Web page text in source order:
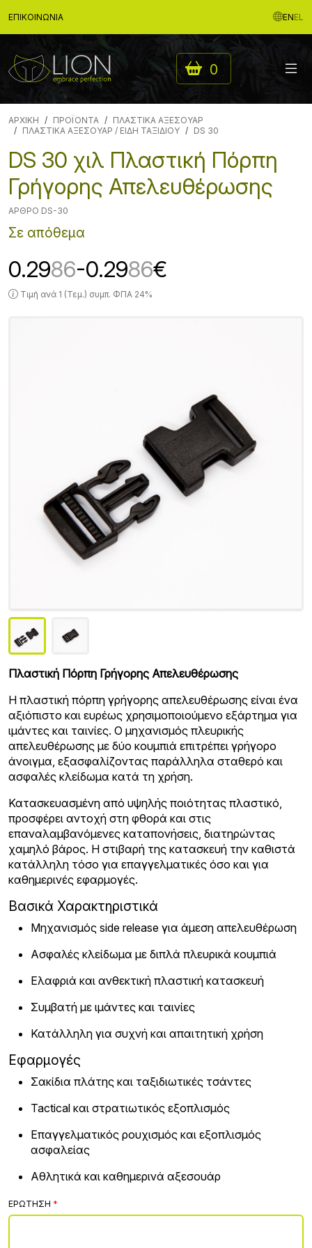
ΕΠΙΚΟΙΝΩΝΊΑ ENEL
0
ΑΡΧΙΚΉ ΠΡΟΪΟΝΤΑ
ΠΛΑΣΤΙΚΑ ΑΞΕΣΟΥΑΡ
ΠΛΑΣΤΙΚΑ ΑΞΕΣΟΥΑΡ / ΕΙΔΗ ΤΑΞΙΔΙΟΥ
DS 30
DS 30 χιλ Πλαστική Πόρπη
Γρήγορης Απελευθέρωσης
ΆΡΘΡΟ DS-30
Σε απόθεμα
0.2986-0.2986€
Τιμή ανά 1 (Τεμ.) συμπ. ΦΠΑ 24%
Πλαστική Πόρπη Γρήγορης Απελευθέρωσης
Η πλαστική πόρπη γρήγορης απελευθέρωσης είναι ένα
αξιόπιστο και ευρέως χρησιμοποιούμενο εξάρτημα για
ιμάντες και ταινίες. Ο μηχανισμός πλευρικής
απελευθέρωσης με δύο κουμπιά επιτρέπει γρήγορο
άνοιγμα, εξασφαλίζοντας παράλληλα σταθερό και
ασφαλές κλείδωμα κατά τη χρήση.
Κατασκευασμένη από υψηλής ποιότητας πλαστικό,
προσφέρει αντοχή στη φθορά και στις
επαναλαμβανόμενες καταπονήσεις, διατηρώντας
χαμηλό βάρος. Η στιβαρή της κατασκευή την καθιστά
κατάλληλη τόσο για επαγγελματικές όσο και για
καθημερινές εφαρμογές.
Βασικά Χαρακτηριστικά
Μηχανισμός side release για άμεση απελευθέρωση
Ασφαλές κλείδωμα με διπλά πλευρικά κουμπιά
Ελαφριά και ανθεκτική πλαστική κατασκευή
Συμβατή με ιμάντες και ταινίες
Κατάλληλη για συχνή και απαιτητική χρήση
Εφαρμογές
Σακίδια πλάτης και ταξιδιωτικές τσάντες
Tactical και στρατιωτικός εξοπλισμός
Επαγγελματικός ρουχισμός και εξοπλισμός
ασφαλείας
Αθλητικά και καθημερινά αξεσουάρ
ΕΡΏΤΗΣΗ